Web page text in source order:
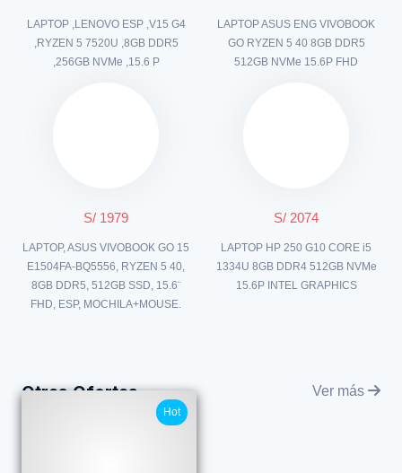
LAPTOP ,LENOVO ESP ,V15 G4
,RYZEN 5 7520U ,8GB DDR5
,256GB NVMe ,15.6 P
LAPTOP ASUS ENG VIVOBOOK
GO RYZEN 5 40 8GB DDR5
512GB NVMe 15.6P FHD
S/ 1979
LAPTOP, ASUS VIVOBOOK GO 15
E1504FA-BQ5556, RYZEN 5 40,
8GB DDR5, 512GB SSD, 15.6¨
FHD, ESP, MOCHILA+MOUSE.
S/ 2074
LAPTOP HP 250 G10 CORE i5
1334U 8GB DDR4 512GB NVMe
15.6P INTEL GRAPHICS
Otras Ofertas Ver más
Hot